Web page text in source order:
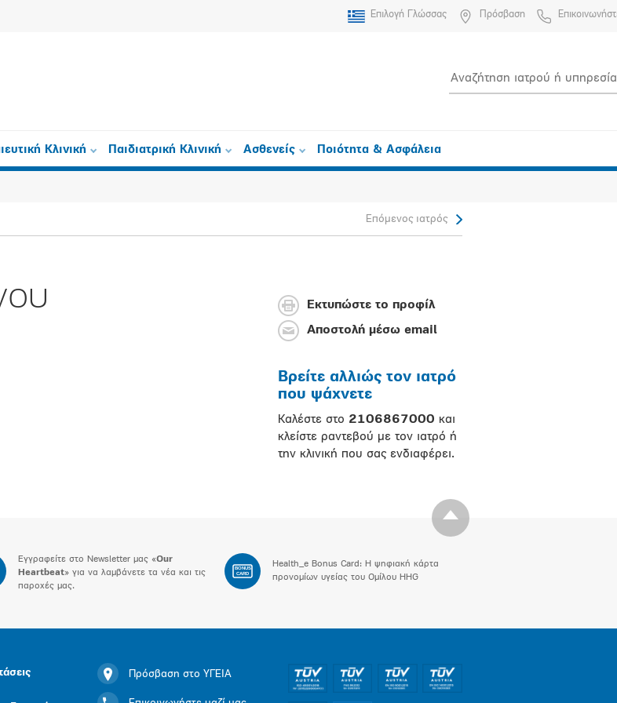
Επιλογή Γλώσσας Πρόσβαση
Κλινική Παιδιατρική Κλινική Ασθενείς Ποιότητα & Ασφάλεια
Επόμενος ιατρός
Εκτυπώστε το προφίλ
Αποστολή μέσω email
Βρείτε αλλιώς τον ιατρό
που ψάχνετε
Καλέστε στο 2106867000 και
κλείστε ραντεβού με τον ιατρό ή
την κλινική που σας ενδιαφέρει.
Εγγραφείτε στο Newsletter μας «Our
Heartbeat» για να λαμβάνετε τα νέα και τις
παροχές μας.
BONUS
CARD
Health_e Bonus Card: H ψηφιακή κάρτα
προνομίων υγείας του Ομίλου HHG
Πρόσβαση στο ΥΓΕΙΑ